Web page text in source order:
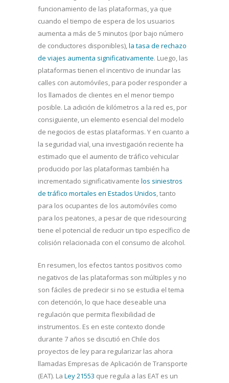
funcionamiento de las plataformas, ya que
cuando el tiempo de espera de los usuarios
aumenta a más de 5 minutos (por bajo número
de conductores disponibles),la tasa de rechazo
de viajes aumenta significativamente. Luego, las
plataformas tienen el incentivo de inundar las
calles con automóviles, para poder responder a
los llamados de clientes en el menor tiempo
posible. La adición de kilómetros a la red es, por
consiguiente, un elemento esencial del modelo
de negocios de estas plataformas. Y en cuanto a
la seguridad vial, una investigación reciente ha
estimado que el aumento de tráfico vehicular
producido por las plataformas también ha
incrementado significativamente los siniestros
de tráfico mortales en Estados Unidos, tanto
para los ocupantes de los automóviles como
para los peatones, a pesar de que ridesourcing
tiene el potencial de reducir un tipo específico de
colisión relacionada con el consumo de alcohol.
En resumen, los efectos tantos positivos como
negativos de las plataformas son múltiples y no
son fáciles de predecir si no se estudia el tema
con detención, lo que hace deseable una
regulación que permita flexibilidad de
instrumentos. Es en este contexto donde
durante 7 años se discutió en Chile dos
proyectos de ley para regularizar las ahora
llamadas Empresas de Aplicación de Transporte
(EAT). La Ley 21553 que regula a las EAT es un